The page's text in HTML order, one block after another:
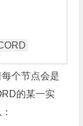
个节点会是
的某一实